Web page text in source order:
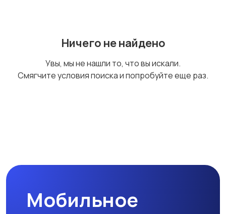
Медицина Начало карьеры
Ничего не найдено
Увы, мы не нашли то, что вы искали.
Смягчите условия поиска и попробуйте еще раз.
Мобильное